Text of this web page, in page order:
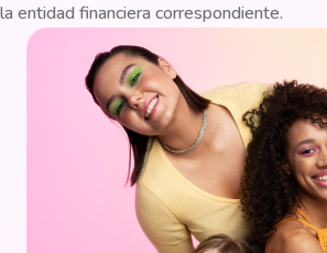
la entidad financiera correspondiente.